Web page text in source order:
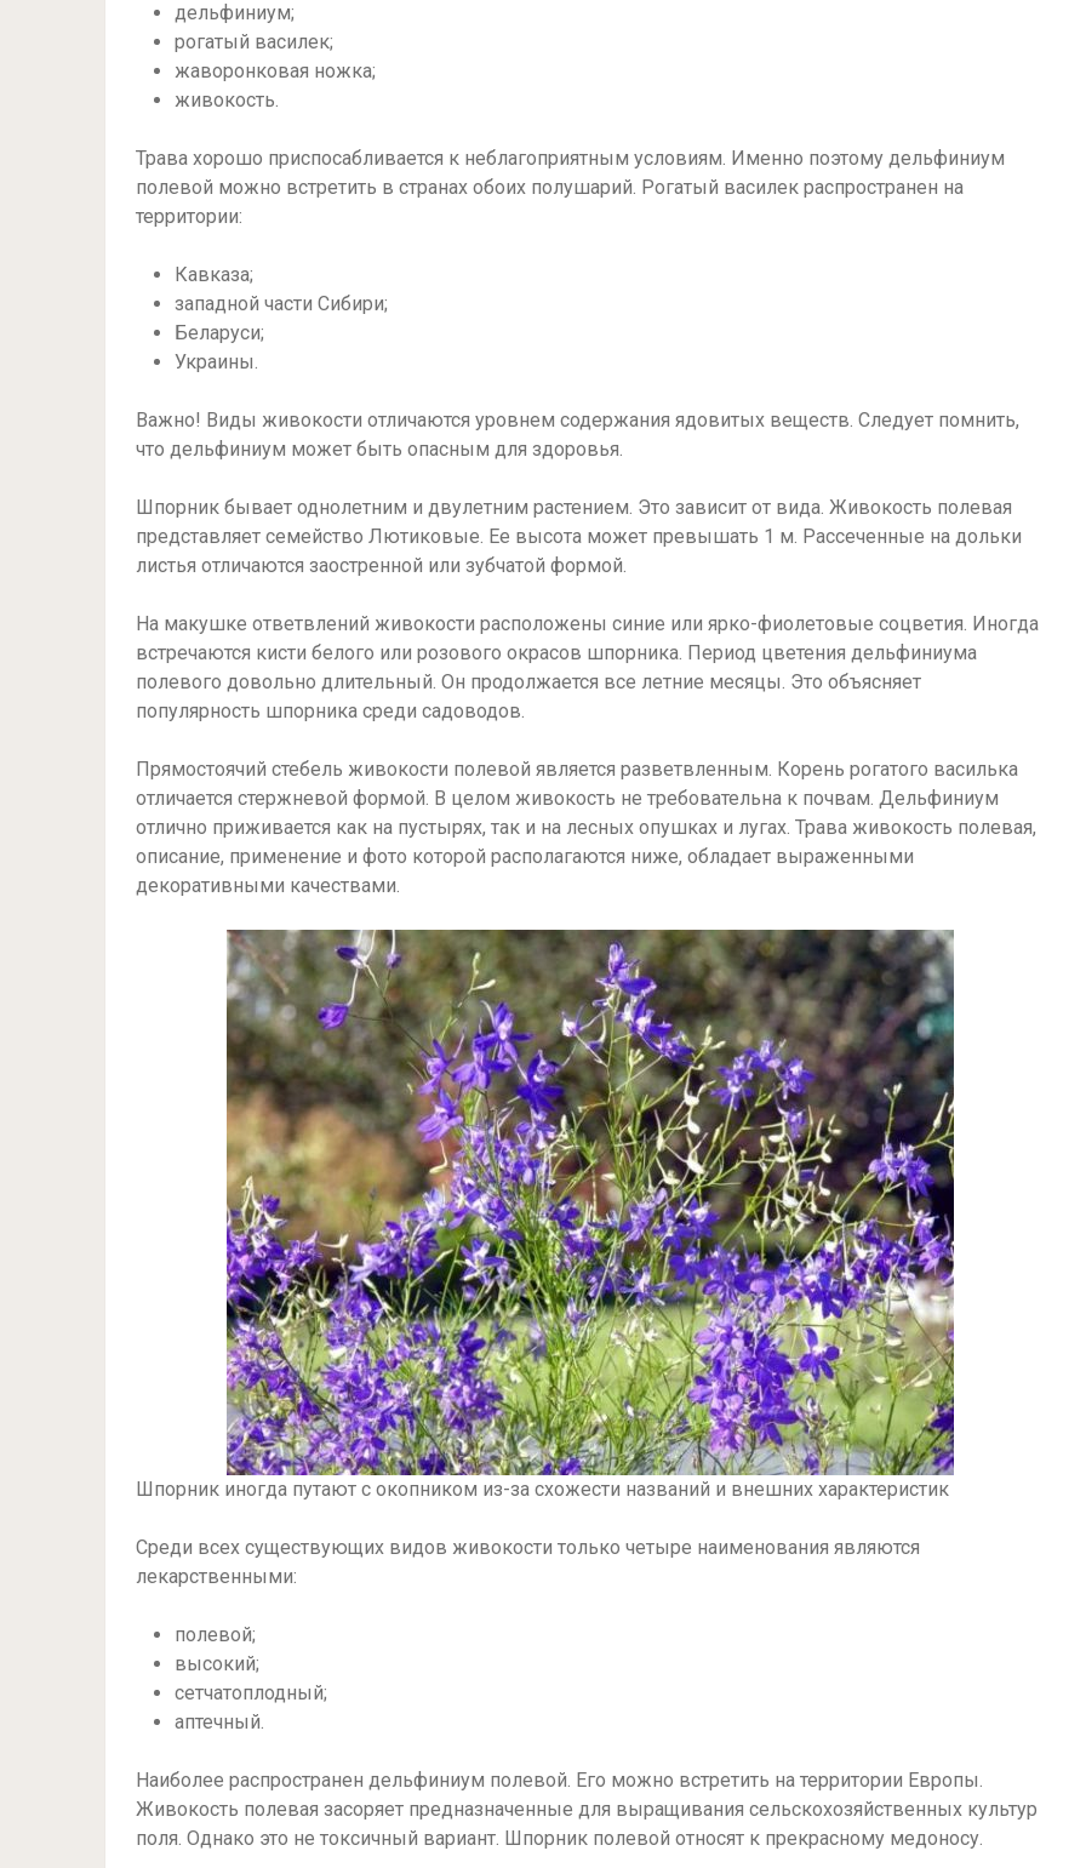
дельфиниум;
рогатый василек;
жаворонковая ножка;
живокость.
Трава хорошо приспосабливается к неблагоприятным условиям. Именно поэтому дельфиниум
полевой можно встретить в странах обоих полушарий. Рогатый василек распространен на
территории:
Кавказа;
западной части Сибири;
Беларуси;
Украины.
Важно! Виды живокости отличаются уровнем содержания ядовитых веществ. Следует помнить,
что дельфиниум может быть опасным для здоровья.
Шпорник бывает однолетним и двулетним растением. Это зависит от вида. Живокость полевая
представляет семейство Лютиковые. Ее высота может превышать 1 м. Рассеченные на дольки
листья отличаются заостренной или зубчатой формой.
На макушке ответвлений живокости расположены синие или ярко-фиолетовые соцветия. Иногда
встречаются кисти белого или розового окрасов шпорника. Период цветения дельфиниума
полевого довольно длительный. Он продолжается все летние месяцы. Это объясняет
популярность шпорника среди садоводов.
Прямостоячий стебель живокости полевой является разветвленным. Корень рогатого василька
отличается стержневой формой. В целом живокость не требовательна к почвам. Дельфиниум
отлично приживается как на пустырях, так и на лесных опушках и лугах. Трава живокость полевая,
описание, применение и фото которой располагаются ниже, обладает выраженными
декоративными качествами.
Шпорник иногда путают с окопником из-за схожести названий и внешних характеристик
Среди всех существующих видов живокости только четыре наименования являются
лекарственными:
полевой;
высокий;
сетчатоплодный;
аптечный.
Наиболее распространен дельфиниум полевой. Его можно встретить на территории Европы.
Живокость полевая засоряет предназначенные для выращивания сельскохозяйственных культур
поля. Однако это не токсичный вариант. Шпорник полевой относят к прекрасному медоносу.